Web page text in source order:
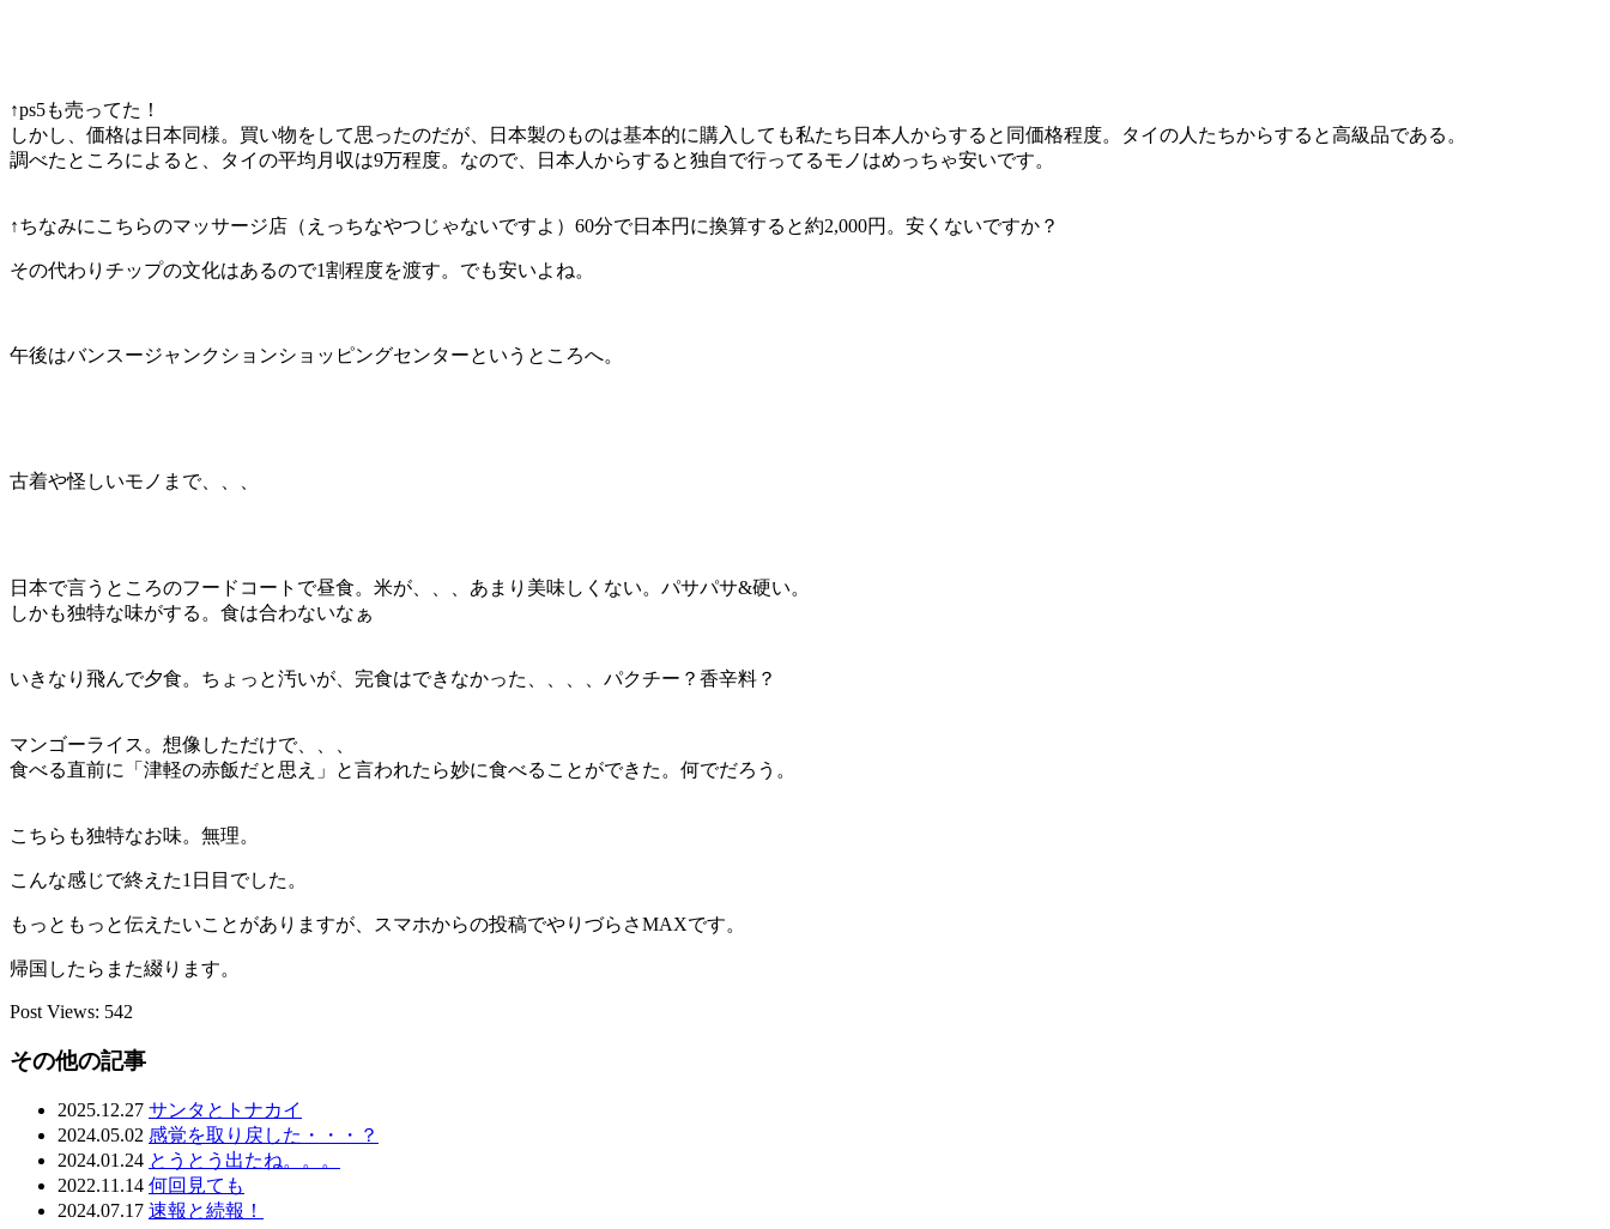
↑ps5も売ってた！
しかし、価格は日本同様。買い物をして思ったのだが、日本製のものは基本的に購入しても私たち日本人からすると同価格程度。タイの人たちからすると高級品である。
調べたところによると、タイの平均月収は9万程度。なので、日本人からすると独自で行ってるモノはめっちゃ安いです。
↑ちなみにこちらのマッサージ店（えっちなやつじゃないですよ）60分で日本円に換算すると約2,000円。安くないですか？
その代わりチップの文化はあるので1割程度を渡す。でも安いよね。
午後はバンスージャンクションショッピングセンターというところへ。
古着や怪しいモノまで、、、
日本で言うところのフードコートで昼食。米が、、、あまり美味しくない。パサパサ&硬い。
しかも独特な味がする。食は合わないなぁ
いきなり飛んで夕食。ちょっと汚いが、完食はできなかった、、、、パクチー？香辛料？
マンゴーライス。想像しただけで、、、
食べる直前に「津軽の赤飯だと思え」と言われたら妙に食べることができた。何でだろう。
こちらも独特なお味。無理。
こんな感じで終えた1日目でした。
もっともっと伝えたいことがありますが、スマホからの投稿でやりづらさMAXです。
帰国したらまた綴ります。
Post Views: 542
その他の記事
2025.12.27 サンタとトナカイ
2024.05.02 感覚を取り戻した・・・？
2024.01.24 とうとう出たね。。。
2022.11.14 何回見ても
2024.07.17 速報と続報！